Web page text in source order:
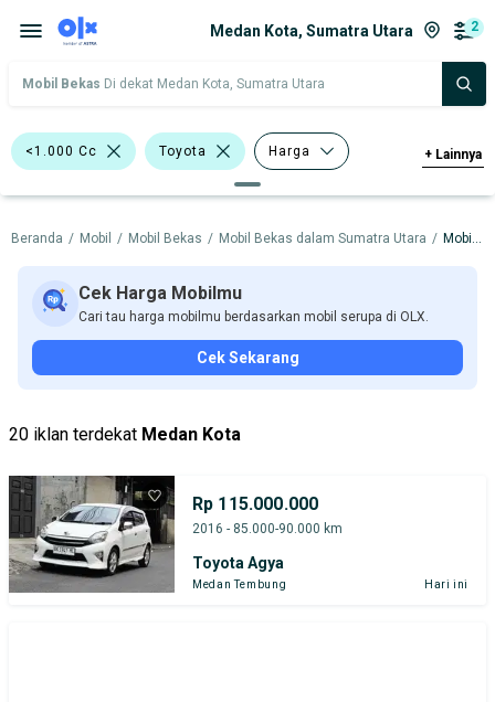
Medan Kota, Sumatra Utara 2
Mobil Bekas Di dekat Medan Kota, Sumatra Utara
<1.000 Cc Toyota Harga
Merek Dan Model Tahun
Tipe Bodi Tipe Membership
+ Lainnya
Beranda / Mobil / Mobil Bekas / Mobil Bekas dalam Sumatra Utara / Mobil Bekas dalam Medan Kota
Cek Harga Mobilmu
Cari tau harga mobilmu berdasarkan mobil serupa di OLX.
Cek Sekarang
20 iklan terdekat Medan Kota
Rp 115.000.000
2016 - 85.000-90.000 km
Toyota Agya
Medan Tembung Hari ini